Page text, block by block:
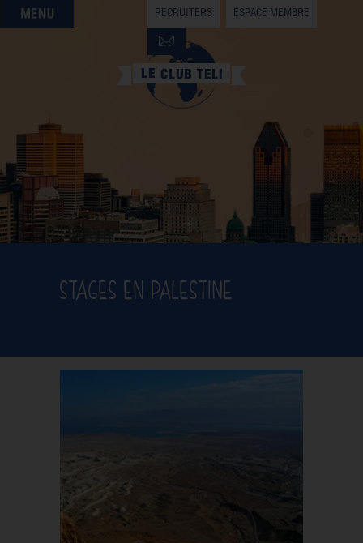
QUI SOMMES-NOUS
QUE CHERCHEZ-VOUS ?
NOS OFFRES PARTENAIRES
DEVENIR MEMBRE
RECRUITERS ESPACE MEMBRE
STAGES EN PALESTINE